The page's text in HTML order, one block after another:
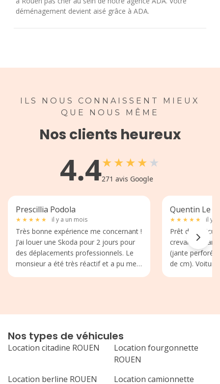
déménagement devient aisé grâce à ADA.
ILS NOUS CONNAISSENT MIEUX
QUE NOUS MÊME
Nos clients heureux
4.4★★★★★
271 avis Google
Prescillia Podola
★ ★ ★ ★ ★ il y a un mois
Très bonne expérience me concernant !
J’ai louer une Skoda pour 2 jours pour
des déplacements professionnels. Le
monsieur a été très réactif et a pu me
Quentin Le
★ ★ ★ ★ ★ il y
Prêt de
crevaison
(jante perforée
de cm).
Nos types de véhicules
Location citadine ROUEN
Location fourgonnette
ROUEN
Location berline ROUEN
Location camionnette